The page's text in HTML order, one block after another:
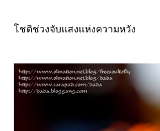
ชติช่วงจับแสงแห่งความหวัง